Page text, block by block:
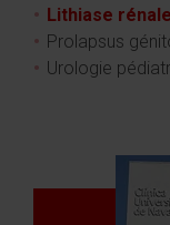
Lithiase rénale
Prolapsus
Urologie